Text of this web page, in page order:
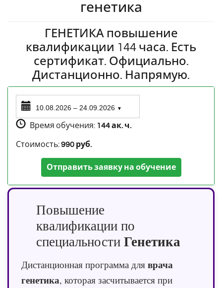
генетика
ГЕНЕТИКА повышение
квалификации 144 часа. Есть
сертификат. Официально.
Дистанционно. Напрямую.
10.08.2026 – 24.09.2026 ▼
Время обучения: 144 ак. ч.
Стоимость:990 руб.
Отправить заявку на обучение
Повышение
квалификации по
специальности Генетика
Дистанционная программа для врача
генетика, которая засчитывается при